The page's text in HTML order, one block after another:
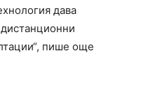
дава
пише още